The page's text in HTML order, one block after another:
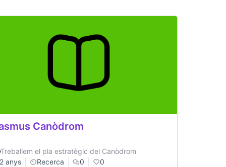
Canòdrom
Treballem el pla estratègic del Canòdrom
2 anys
Recerca 0 0